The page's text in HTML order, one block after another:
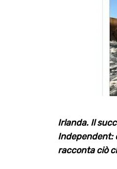
Irlanda. Il
Independent:
racconta ciò